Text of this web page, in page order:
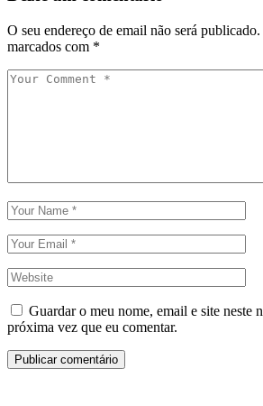
O seu endereço de email não será publicado.
marcados com *
Guardar o meu nome, email e site neste
próxima vez que eu comentar.
Publicar comentário